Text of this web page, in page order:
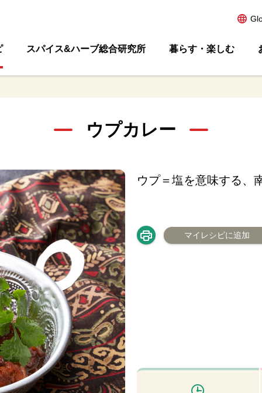
スパイス&ハーブ総合研究所 暮らす・楽しむ
ウプカレー
ウプ＝塩を意味する、
マイレシピに追加